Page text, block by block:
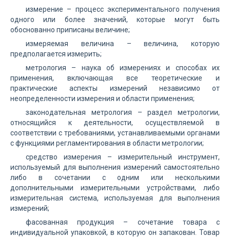
измерение – процесс экспериментального получения
одного или более значений, которые могут быть
обоснованно приписаны величине;
измеряемая величина – величина, которую
предполагается измерить;
метрология – наука об измерениях и способах их
применения, включающая все теоретические и
практические аспекты измерений независимо от
неопределенности измерения и области применения;
законодательная метрология – раздел метрологии,
относящийся к деятельности, осуществляемой в
соответствии с требованиями, устанавливаемыми органами
с функциями регламентирования в области метрологии;
средство измерения – измерительный инструмент,
используемый для выполнения измерений самостоятельно
либо в сочетании с одним или несколькими
дополнительными измерительными устройствами, либо
измерительная система, используемая для выполнения
измерений;
фасованная продукция – сочетание товара с
индивидуальной упаковкой, в которую он запакован. Товар